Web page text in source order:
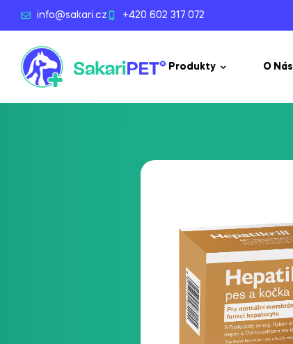
info@sakari.cz +420 602 317 072
Produkty O Nás